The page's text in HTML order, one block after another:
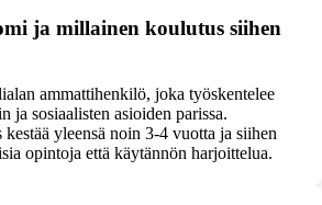
ja millainen koulutus siihen
ammattihenkilö, joka työskentelee
ja sosiaalisten asioiden parissa.
yleensä noin 3-4 vuotta ja siihen
opintoja että käytännön harjoittelua.